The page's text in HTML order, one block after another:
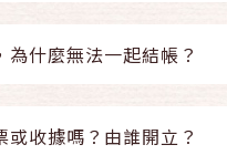
什麼無法一起結帳？
收據嗎？由誰開立？